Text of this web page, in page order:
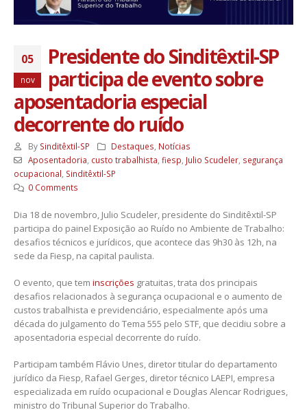
05
nov
Presidente do Sinditêxtil-SP
participa de evento sobre
aposentadoria especial
decorrente do ruído
By Sinditêxtil-SP Destaques, Notícias
Aposentadoria, custo trabalhista, fiesp, Julio Scudeler, segurança
ocupacional, Sinditêxtil-SP
0 Comments
Dia 18 de novembro, Julio Scudeler, presidente do Sinditêxtil-SP
participa do painel Exposição ao Ruído no Ambiente de Trabalho:
desafios técnicos e jurídicos, que acontece das 9h30 às 12h, na
sede da Fiesp, na capital paulista.
O evento, que tem inscrições gratuitas, trata dos principais
desafios relacionados à segurança ocupacional e o aumento de
custos trabalhista e previdenciário, especialmente após uma
década do julgamento do Tema 555 pelo STF, que decidiu sobre a
aposentadoria especial decorrente do ruído.
Participam também Flávio Unes, diretor titular do departamento
jurídico da Fiesp, Rafael Gerges, diretor técnico LAEPI, empresa
especializada em ruído ocupacional e Douglas Alencar Rodrigues,
ministro do Tribunal Superior do Trabalho.